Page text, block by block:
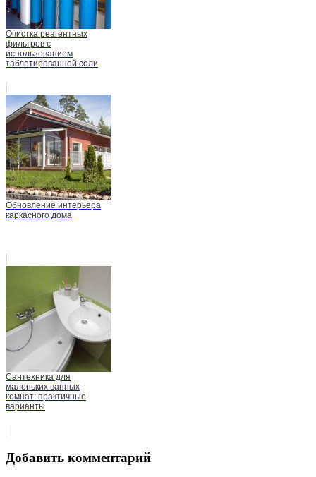
Очистка реагентных
фильтров с
использованием
таблетированной соли
Обновление интерьера
каркасного дома
Сантехника для
маленьких ванных
комнат: практичные
варианты
Добавить комментарий